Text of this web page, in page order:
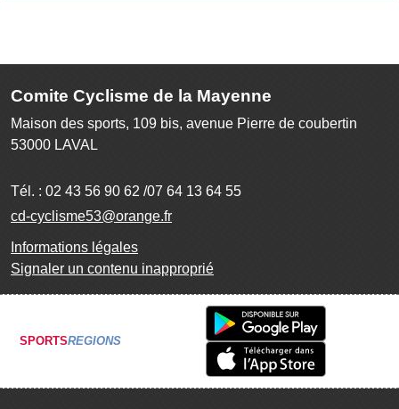
Comite Cyclisme de la Mayenne
Maison des sports, 109 bis, avenue Pierre de coubertin
53000 LAVAL
Tél. : 02 43 56 90 62 /07 64 13 64 55
cd-cyclisme53@orange.fr
Informations légales
Signaler un contenu inapproprié
SPORTSREGIONS